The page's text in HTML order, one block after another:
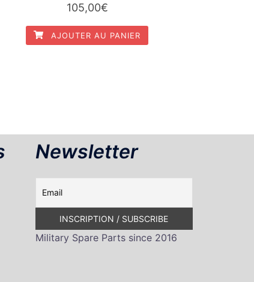
105,00€
AJOUTER AU PANIER
Newsletter
Military Spare Parts since 2016